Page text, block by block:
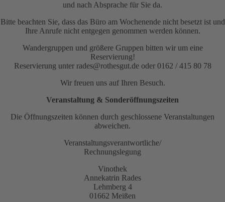
und nach Absprache für Sie da.
Bitte beachten Sie, dass das Büro am Wochenende nicht besetzt ist und
Ihre Anrufe nicht entgegen genommen werden können.
Wandergruppen und größere Gruppen bitten wir um eine
Reservierung!
Reservierung unter rades@rothesgut.de oder 0162 / 415 80 78
Wir freuen uns auf Ihren Besuch.
Veranstaltung & Sonderöffnungszeiten
Die Öffnungszeiten können durch geschlossene Veranstaltungen
abweichen.
Veranstaltungsverantwortliche/
Rechnungslegung
Vinothek
Annekatrin Rades
Lehmberg 4
01662 Meißen